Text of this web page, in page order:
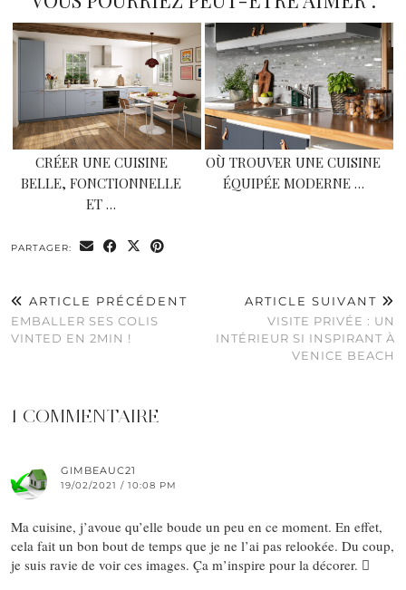
CRÉER UNE CUISINE
BELLE, FONCTIONNELLE
ET …
OÙ TROUVER UNE CUISINE
ÉQUIPÉE MODERNE …
PARTAGER:
ARTICLE PRÉCÉDENT
EMBALLER SES COLIS
VINTED EN 2MIN !
ARTICLE SUIVANT
VISITE PRIVÉE : UN
INTÉRIEUR SI INSPIRANT À
VENICE BEACH
1 COMMENTAIRE
GIMBEAUC21
19/02/2021 / 10:08 PM
Ma cuisine, j’avoue qu’elle boude un peu en ce moment. En effet,
cela fait un bon bout de temps que je ne l’ai pas relookée. Du coup,
je suis ravie de voir ces images. Ça m’inspire pour la décorer. 